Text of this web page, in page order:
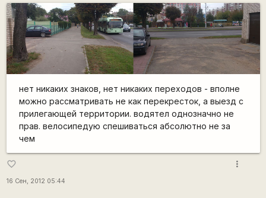
нет никаких знаков, нет никаких переходов - вполне
можно рассматривать не как перекресток, а выезд с
прилегающей территории. водятел однозначно не
прав. велосипедую спешиваться абсолютно не за
чем
favorite_border
16 Сен, 2012 05:44
more_vert